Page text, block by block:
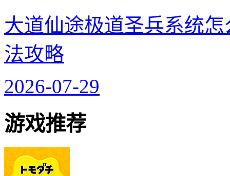
大道仙途极道圣兵系统
法攻略
2026-07-29
游戏推荐